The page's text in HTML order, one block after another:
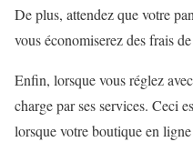
De plus, attendez que votre
vous économiserez des frais
Enfin, lorsque vous réglez
charge par ses services. Ceci
lorsque votre boutique en